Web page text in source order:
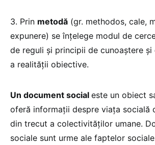
3. Prin metodă (gr. methodos, cale,
expunere) se înţelege modul de
de reguli şi principii de cunoaştere
a realităţii obiective.
Un document social este un obiect
oferă informații despre viața socială
din trecut a colectivităților umane.
sociale sunt urme ale faptelor